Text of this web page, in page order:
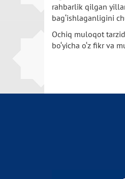
rahbarlik qilgan
bag‘ishlaganligini
Ochiq muloqot
bo‘yicha o‘z fikr va